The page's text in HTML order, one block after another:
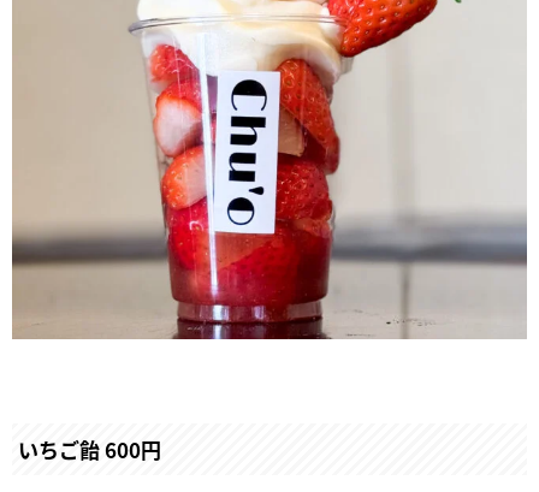
いちご飴 600円